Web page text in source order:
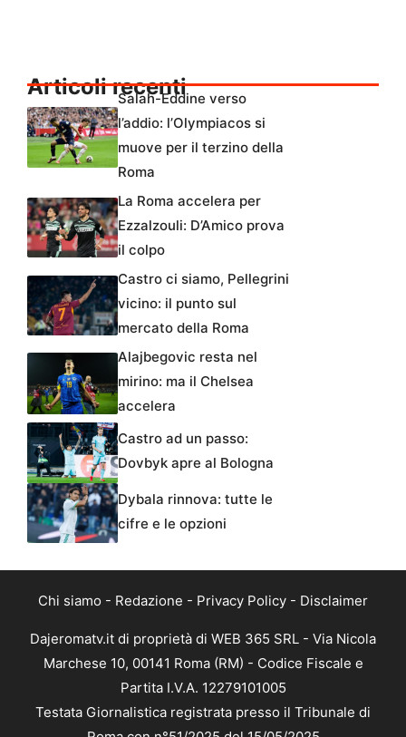
Articoli recenti
Salah-Eddine verso
l’addio: l’Olympiacos si
muove per il terzino della
Roma
La Roma accelera per
Ezzalzouli: D’Amico prova
il colpo
Castro ci siamo, Pellegrini
vicino: il punto sul
mercato della Roma
Alajbegovic resta nel
mirino: ma il Chelsea
accelera
Castro ad un passo:
Dovbyk apre al Bologna
Dybala rinnova: tutte le
cifre e le opzioni
Chi siamo - Redazione - Privacy Policy - Disclaimer
Dajeromatv.it di proprietà di WEB 365 SRL - Via Nicola
Marchese 10, 00141 Roma (RM) - Codice Fiscale e
Partita I.V.A. 12279101005
Testata Giornalistica registrata presso il Tribunale di